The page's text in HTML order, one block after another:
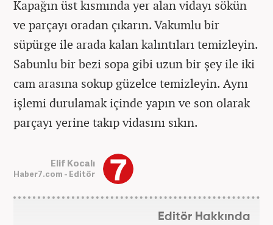
Kapağın üst kısmında yer alan vidayı sökün
ve parçayı oradan çıkarın. Vakumlu bir
süpürge ile arada kalan kalıntıları temizleyin.
Sabunlu bir bezi sopa gibi uzun bir şey ile iki
cam arasına sokup güzelce temizleyin. Aynı
işlemi durulamak içinde yapın ve son olarak
parçayı yerine takıp vidasını sıkın.
Elif Kocalı
Haber7.com - Editör
Editör Hakkında